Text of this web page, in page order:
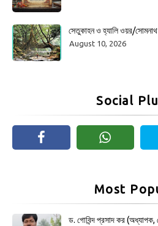
সেতুকাহন ও হ্যালি ওয়র/
August 10, 2026
Social
Most
ড. গোবিন্দ প্রসাদ কর